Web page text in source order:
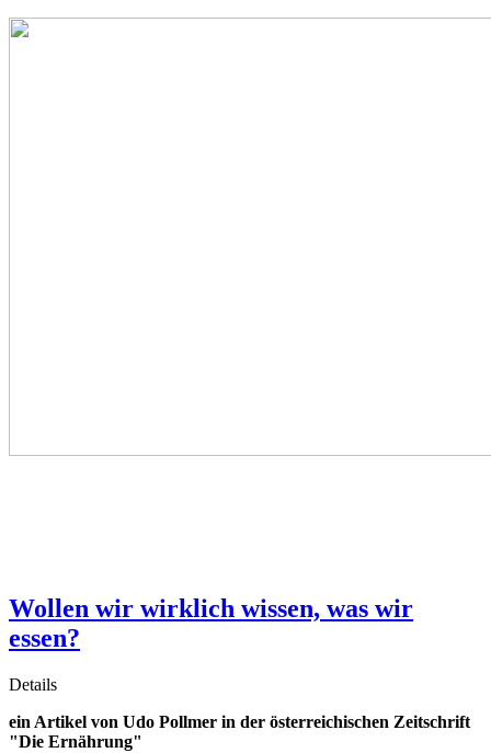
Wollen wir wirklich wissen, was wir
essen?
Details
ein Artikel von Udo Pollmer in der österreichischen Zeitschrift
"Die Ernährung"